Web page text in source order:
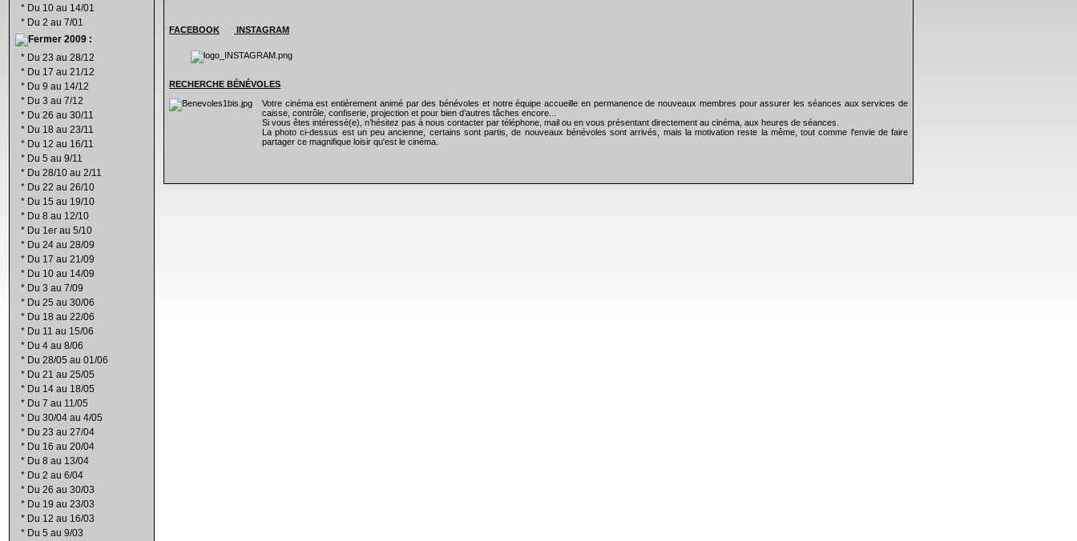
* Du 10 au 14/01
* Du 2 au 7/01
2009 :
* Du 23 au 28/12
* Du 17 au 21/12
* Du 9 au 14/12
* Du 3 au 7/12
* Du 26 au 30/11
* Du 18 au 23/11
* Du 12 au 16/11
* Du 5 au 9/11
* Du 28/10 au 2/11
* Du 22 au 26/10
* Du 15 au 19/10
* Du 8 au 12/10
* Du 1er au 5/10
* Du 24 au 28/09
* Du 17 au 21/09
* Du 10 au 14/09
* Du 3 au 7/09
* Du 25 au 30/06
* Du 18 au 22/06
* Du 11 au 15/06
* Du 4 au 8/06
* Du 28/05 au 01/06
* Du 21 au 25/05
* Du 14 au 18/05
* Du 7 au 11/05
* Du 30/04 au 4/05
* Du 23 au 27/04
* Du 16 au 20/04
* Du 8 au 13/04
* Du 2 au 6/04
* Du 26 au 30/03
* Du 19 au 23/03
* Du 12 au 16/03
* Du 5 au 9/03
FACEBOOK INSTAGRAM
RECHERCHE BÉNÉVOLES
Votre cinéma est entièrement animé par des bénévoles et notre équipe accueille en permanence de nouveaux membres pour assurer les séances aux services de
caisse, contrôle, confiserie, projection et pour bien d’autres tâches encore...
Si vous êtes intéressé(e), n’hésitez pas à nous contacter par téléphone, mail ou en vous présentant directement au cinéma, aux heures de séances.
La photo ci-dessus est un peu ancienne, certains sont partis, de nouveaux bénévoles sont arrivés, mais la motivation reste la même, tout comme l'envie de faire
partager ce magnifique loisir qu'est le cinéma.